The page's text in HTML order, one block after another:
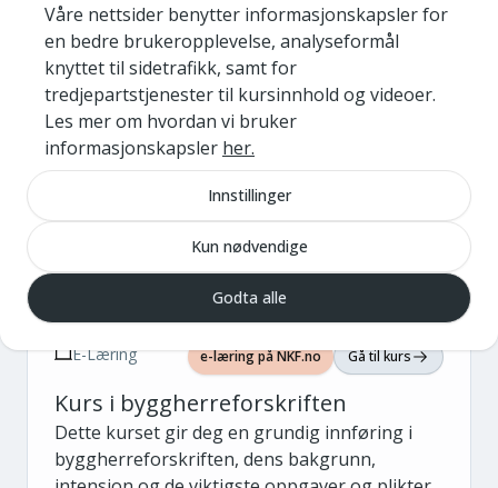
E-Læring e-læring på NKF.no
Kompetanseprogram for folkevalgte
Som folkevalgt gir programmet deg forståelse
for oppgaven og ansvaret du har tatt på deg
NKF plan og byggesak
E-Læring e-læring på NKF.no Gå til kurs
Kurs i byggherreforskriften
Dette kurset gir deg en grundig innføring i
byggherreforskriften, dens bakgrunn,
Våre nettsider benytter informasjonskapsler for
en bedre brukeropplevelse, analyseformål
knyttet til sidetrafikk, samt for
tredjepartstjenester til kursinnhold og videoer.
Les mer om hvordan vi bruker
informasjonskapsler her.
Innstillinger
Kun nødvendige
Godta alle